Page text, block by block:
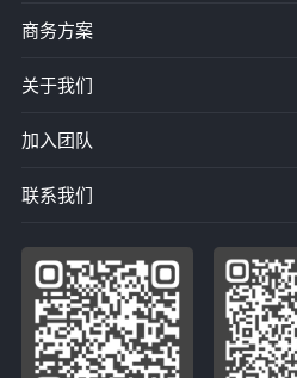
商务方案
关于我们
加入团队
联系我们